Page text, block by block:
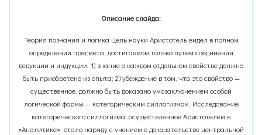
Описание слайда:
Теория познания и логика Цель науки Аристотель видел в полном
определении предмета, достигаемом только путем соединения
дедукции и индукции: 1) знание о каждом отдельном свойстве должно
быть приобретено из опыта; 2) убеждение в том, что это свойство —
существенное, должно быть доказано умозаключением особой
логической формы — категорическим силлогизмом. Исследование
категорического силлогизма, осуществленное Аристотелем в
«Аналитике», стало наряду с учением о доказательстве центральной